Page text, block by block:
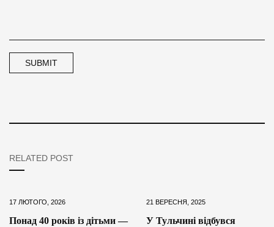
RELATED POST
17 ЛЮТОГО, 2026
Понад 40 років із дітьми —
21 ВЕРЕСНЯ, 2025
У Тульчині відбувся